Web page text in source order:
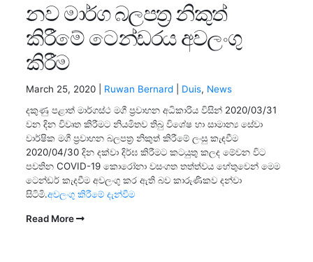
නව මාර්ග බලපත්‍ර නිකුත්
කිරීමේ ටෙන්ඩරය අවලංගු
කිරීම
March 25, 2020 | Ruwan Bernard Duis, News
දකුණු පළාත් මාර්ගස්ථ මගී ප්‍ර‍වාහන අධිකාරිය විසින් 2020/03/31
වන දින විවෘත කිරීමට නියමිතව තිබු විශේෂ හා සාමාන්‍ය සේවා
වාර්ෂික මගී ප්‍ර‍වාහන බලපත්‍ර‍ නිකුත් කිරීමේ ලංසු කැඳවීම
2020/04/30 දින දක්වා දිර්ඝ කිරීමට කටයුතු කලද මේවන විට
පවතින COVID-19 කොරෝනා වසංගත තත්ත්වය හේතුවෙන් මෙම
ටෙන්ඩර් කැදවීම අවලංගු කර ඇති බව කාරුණිකව දන්වා
සිටිමි.අවලංගු කිරීමේ දැන්වීම
Read More